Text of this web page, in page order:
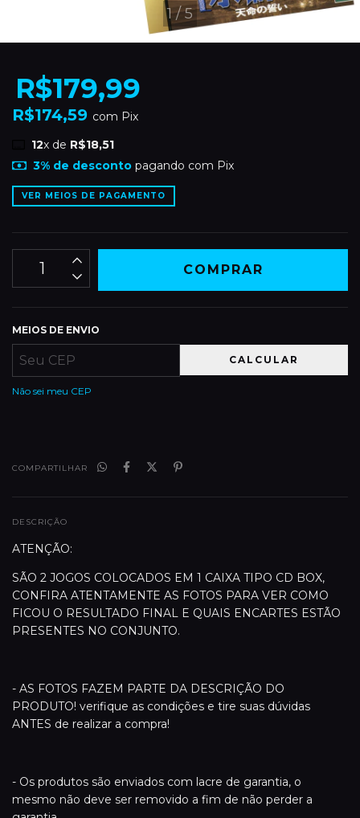
1/5
R$179,99
R$174,59 com Pix
12x de R$18,51
3% de descontopagando com Pix
VER MEIOS DE PAGAMENTO
MEIOS DE ENVIO
CALCULAR
Não sei meu CEP
COMPARTILHAR
DESCRIÇÃO
ATENÇÃO:
SÃO 2 JOGOS COLOCADOS EM 1 CAIXA TIPO CD BOX,
CONFIRA ATENTAMENTE AS FOTOS PARA VER COMO
FICOU O RESULTADO FINAL E QUAIS ENCARTES ESTÃO
PRESENTES NO CONJUNTO.
- AS FOTOS FAZEM PARTE DA DESCRIÇÃO DO
PRODUTO! verifique as condições e tire suas dúvidas
ANTES de realizar a compra!
- Os produtos são enviados com lacre de garantia, o
mesmo não deve ser removido a fim de não perder a